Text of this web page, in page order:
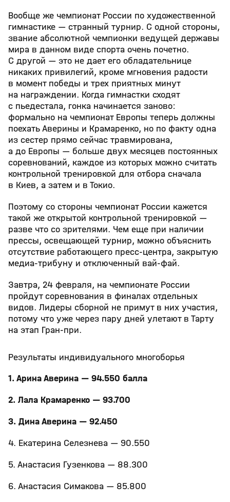
Вообще же чемпионат России по художественной
гимнастике — странный турнир. С одной стороны,
звание абсолютной чемпионки ведущей державы
мира в данном виде спорта очень почетно.
С другой — это не дает его обладательнице
никаких привилегий, кроме мгновения радости
в момент победы и трех приятных минут
на награждении. Когда гимнастки сходят
с пьедестала, гонка начинается заново:
формально на чемпионат Европы теперь должны
поехать Аверины и Крамаренко, но по факту одна
из сестер прямо сейчас травмирована,
а до Европы — больше двух месяцев постоянных
соревнований, каждое из которых можно считать
контрольной тренировкой для отбора сначала
в Киев, а затем и в Токио.
Поэтому со стороны чемпионат России кажется
такой же открытой контрольной тренировкой —
разве что со зрителями. Чем еще при наличии
прессы, освещающей турнир, можно объяснить
отсутствие работающего пресс-центра, закрытую
медиа-трибуну и отключенный вай-фай.
Завтра, 24 февраля, на чемпионате России
пройдут соревнования в финалах отдельных
видов. Лидеры сборной не примут в них участия,
потому что уже через пару дней улетают в Тарту
на этап Гран-при.
Результаты индивидуального многоборья
1. Арина Аверина — 94.550 балла
2. Лала Крамаренко — 93.700
3. Дина Аверина — 92.450
4. Екатерина Селезнева — 90.550
5. Анастасия Гузенкова — 88.300
6. Анастасия Симакова — 85.800